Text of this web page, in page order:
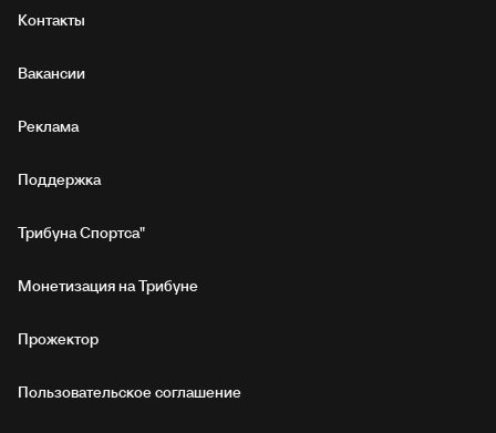
Контакты
Вакансии
Реклама
Поддержка
Трибуна Спортса"
Монетизация на Трибуне
Прожектор
Пользовательское соглашение